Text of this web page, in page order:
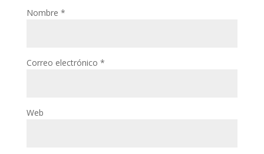
Nombre *
Correo electrónico *
Web